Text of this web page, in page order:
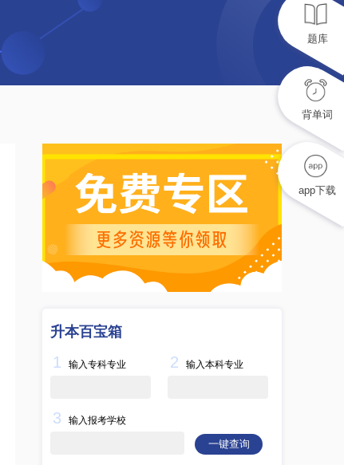
升本百宝箱
1 输入专科专业 2 输入本科专业
3 输入报考学校
一键查询
题库
背单词
app下载